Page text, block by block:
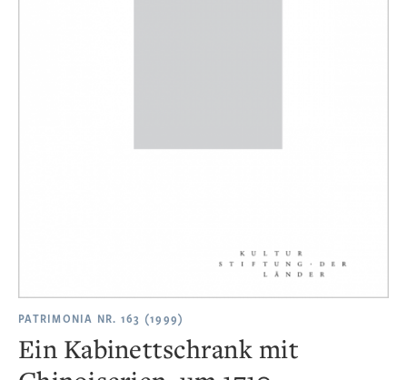
PATRIMONIA NR. 163 (1999)
Ein Kabinettschrank mit